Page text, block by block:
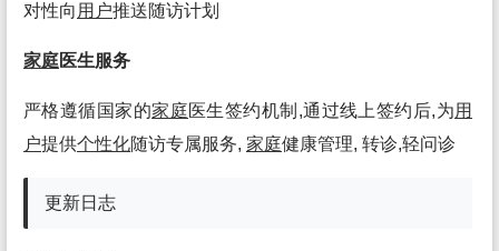
对性向 用户推送随访计划
家庭医生服务
严格遵循国家的家庭医生签约机制,通过线上签约后,为用
户提供个性化随访专属服务, 家庭健康管理, 转诊,轻问诊
更新日志